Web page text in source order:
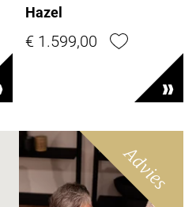
Hazel
€ 1.599,00
Advies